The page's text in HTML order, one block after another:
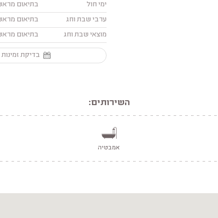
ימי חול
בתיאום
ערבי שבת וחג
בתיאום
מוצאי שבת וחג
בתיאום
בדיקת
השירותים:
אמבטיה